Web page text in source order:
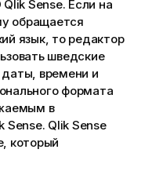
Qlik Sense. Если на
обращается
язык, то редактор
шведские
даты, времени и
формата
в
Sense. Qlik Sense
который